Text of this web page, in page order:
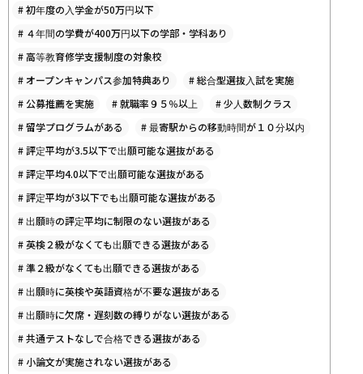
#初年度の入学金が50万円以下
# ４年間の学費が400万円以下の学部・学科あり
#高等教育修学支援制度の対象校
#オープンキャンパス参加特典あり #総合型選抜入試を実施
#公募推薦を実施 #就職率９５％以上 #少人数制クラス
#留学プログラムがある #最寄駅からの移動時間が１０分以内
#評定平均が3.5以下で出願可能な選抜がある
#評定平均4.0以下で出願可能な選抜がある
#評定平均が3以下でも出願可能な選抜がある
#出願時の評定平均に制限のない選抜がある
#英検２級がなくても出願できる選抜がある
#準２級がなくても出願できる選抜がある
#出願時に英検や英語資格が不要な選抜がある
#出願時に欠席・遅刻数の縛りがない選抜がある
#共通テストなしで合格できる選抜がある
# 小論文が実施されない選抜がある